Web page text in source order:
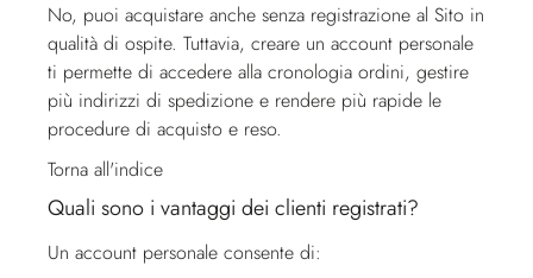
No, puoi acquistare anche senza registrazione al Sito in
qualità di ospite. Tuttavia, creare un account personale
ti permette di accedere alla cronologia ordini, gestire
più indirizzi di spedizione e rendere più rapide le
procedure di acquisto e reso.
Torna all'indice
Quali sono i vantaggi dei clienti registrati?
Un account personale consente di: